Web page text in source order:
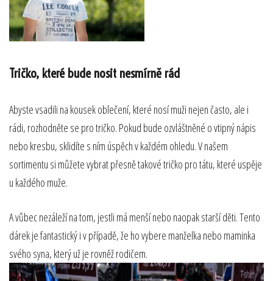
Tričko, které bude nosit nesmírně rád
Abyste vsadili na kousek oblečení, které nosí muži nejen často, ale i
rádi, rozhodněte se pro tričko. Pokud bude ozvláštněné o vtipný nápis
nebo kresbu, sklidíte s ním úspěch v každém ohledu. V našem
sortimentu si můžete vybrat přesně takovétričko pro tátu, které uspěje
u každého muže.
A vůbec nezáleží na tom, jestli má menší nebo naopak starší děti. Tento
dárek je fantastický i v případě, že ho vybere manželka nebo maminka
svého syna, který už je rovněž rodičem.